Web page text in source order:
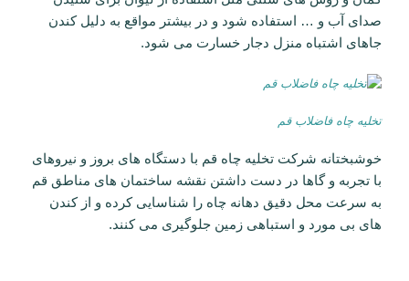
صدای آب و … استفاده شود و در بیشتر مواقع به دلیل کندن
جاهای اشتباه منزل دجار خسارت می شود.
تخلیه چاه فاضلاب قم
خوشبختانه شرکت تخلیه چاه قم با دستگاه های بروز و نیروهای
با تجربه و گاها در دست داشتن نقشه ساختمان های مناطق قم
به سرعت محل دقیق دهانه چاه را شناسایی کرده و از کندن
های بی مورد و استباهی زمین جلوگیری می کنند.